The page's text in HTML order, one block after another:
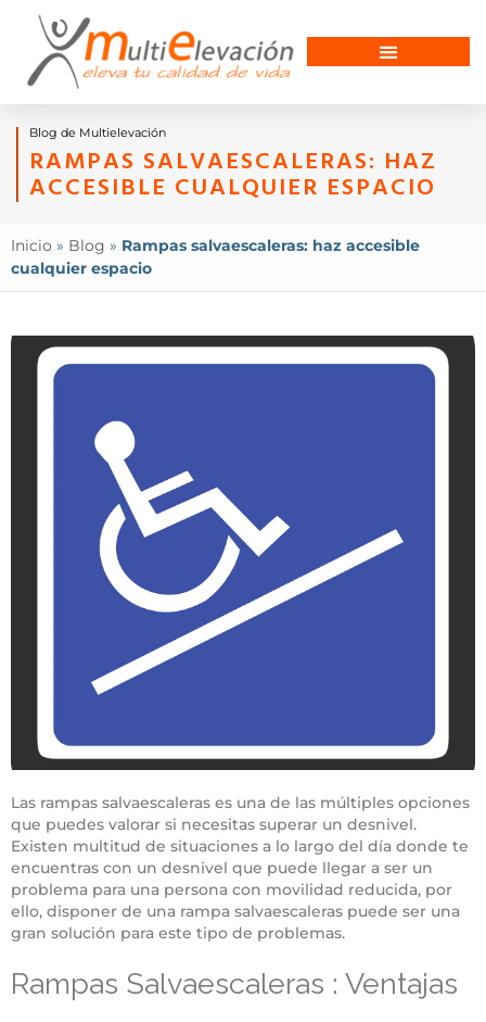
Blog de Multielevación
RAMPAS SALVAESCALERAS: HAZ
ACCESIBLE CUALQUIER ESPACIO
Inicio » Blog » Rampas salvaescaleras: haz accesible
cualquier espacio
Las rampas salvaescaleras es una de las múltiples opciones
que puedes valorar si necesitas superar un desnivel.
Existen multitud de situaciones a lo largo del día donde te
encuentras con un desnivel que puede llegar a ser un
problema para una persona con movilidad reducida, por
ello, disponer de una rampa salvaescaleras puede ser una
gran solución para este tipo de problemas.
Rampas Salvaescaleras : Ventajas